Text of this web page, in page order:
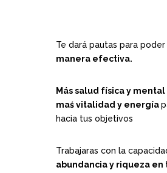
Te dará pautas para poder
manera efectiva.
Más salud física y mental
maś vitalidad y energía
hacia tus objetivos
Trabajaras con la
abundancia y riqueza en